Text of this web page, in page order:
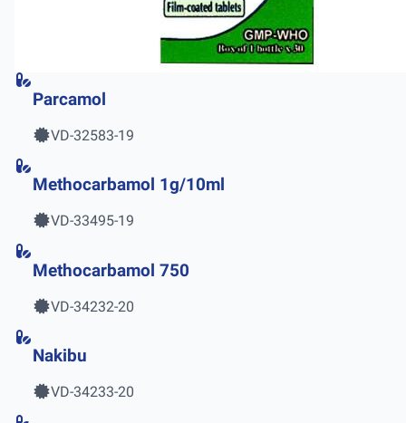
Parcamol
VD-32583-19
Methocarbamol 1g/10ml
VD-33495-19
Methocarbamol 750
VD-34232-20
Nakibu
VD-34233-20